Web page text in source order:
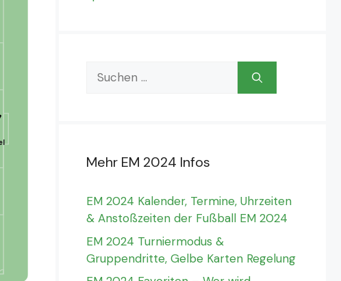
Suchen
nach:
Mehr EM 2024 Infos
EM 2024 Kalender, Termine, Uhrzeiten
& Anstoßzeiten der Fußball EM 2024
EM 2024 Turniermodus &
Gruppendritte, Gelbe Karten Regelung